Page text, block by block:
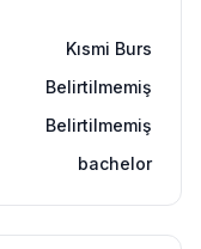
Kısmi Burs
Belirtilmemiş
Belirtilmemiş
bachelor